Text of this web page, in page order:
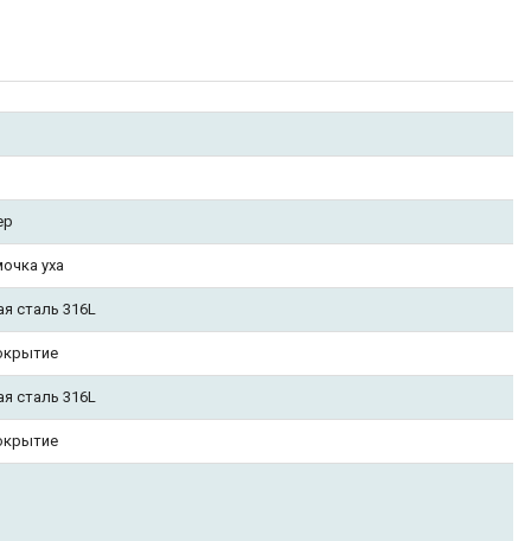
уха
сталь 316L
сталь 316L